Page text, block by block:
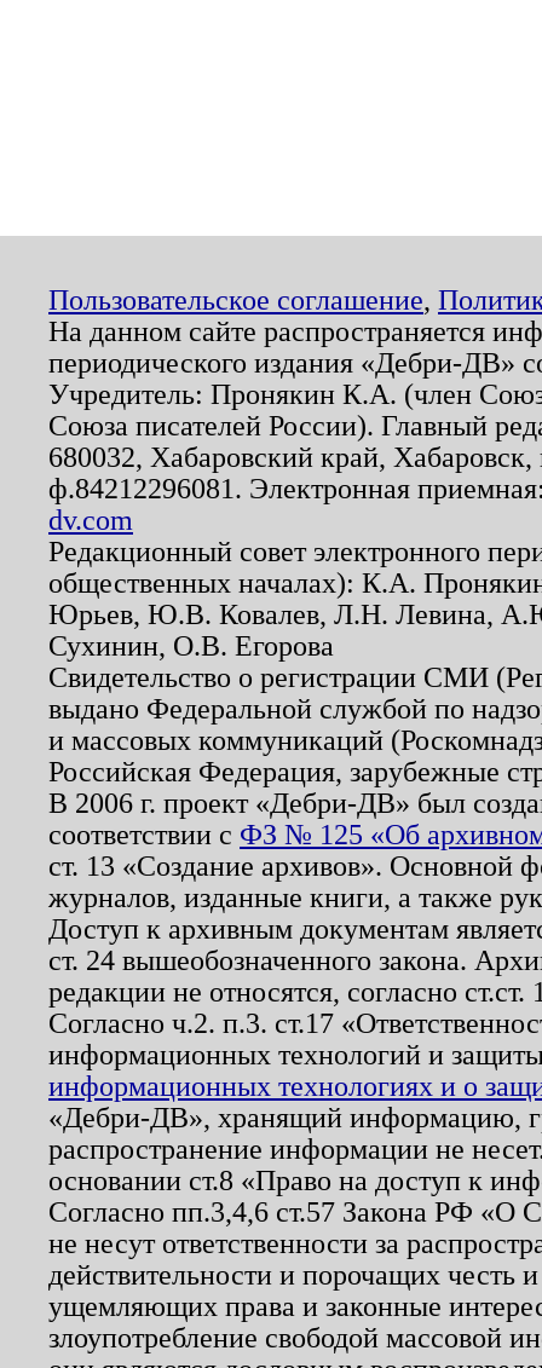
Пользовательское соглашение,
На данном сайте распространяется
периодического издания «Дебри-ДВ»
Учредитель: Пронякин К.А. (член
Союза писателей России). Главный
680032, Хабаровский край,
ф.84212296081. Электронная
dv.com
Редакционный совет электронного
общественных началах): К.А.
Юрьев, Ю.В. Ковалев, Л.Н. Левина,
Сухинин, О.В. Егорова
Свидетельство о регистрации СМИ
выдано Федеральной службой по
и массовых коммуникаций
Российская Федерация, зарубежные
В 2006 г. проект «Дебри-ДВ» был
соответствии с ФЗ № 125 «Об
ст. 13 «Создание архивов». Основной
журналов, изданные книги, а также
Доступ к архивным документам
ст. 24 вышеобозначенного закона.
редакции не относятся, согласно
Согласно ч.2. п.3. ст.17
информационных технологий и
информационных технологиях и о
«Дебри-ДВ», хранящий информацию,
распространение информации не
основании ст.8 «Право на доступ к
Согласно пп.3,4,6 ст.57 Закона РФ «О
не несут ответственности за
действительности и порочащих честь
ущемляющих права и законные
злоупотребление свободой массовой